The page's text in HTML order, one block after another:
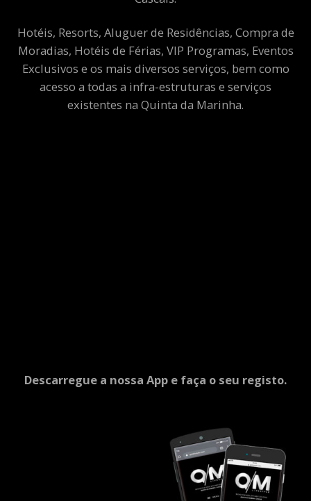
Hotéis, Resorts, Aluguer de Residências, Compra de
Moradias, Hotéis de Férias, VIP Programas, Eventos
Exclusivos e os mais diversos serviços, bem como
acesso a todas a infra-estruturas e serviços
existentes na Quinta da Marinha.
Descarregue a nossa App e faça o seu registo.